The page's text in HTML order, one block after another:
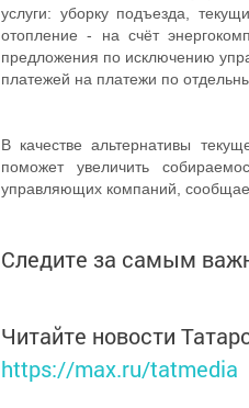
услуги: уборку подъезда,
отопление - на счёт
предложения по исключению
платежей на платежи по
В качестве альтернативы
поможет увеличить
управляющих компаний,
Следите за самым
Читайте новости
https://max.ru/tatmedia